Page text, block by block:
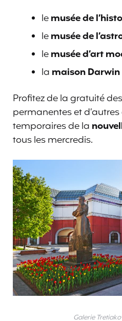
lemusée de
lemusée de
lemusée d’art
la maison Darwin
Profitez de la gratuité
permanentes et
temporaires de la
tous les mercredis.
Galerie